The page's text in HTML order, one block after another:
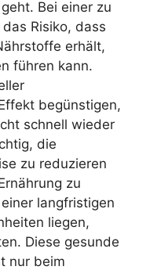
Bei einer zu
Risiko, dass
erhält,
führen kann.
begünstigen,
schnell wieder
die
zu reduzieren
zu
langfristigen
liegen,
Diese gesunde
nur beim